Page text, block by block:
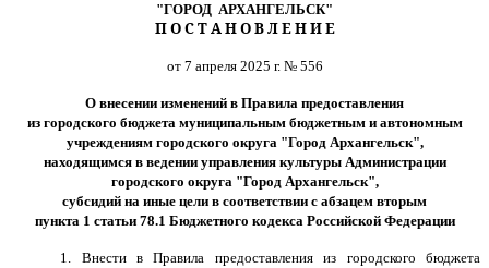
"ГОРОД АРХАНГЕЛЬСК"
П О С Т А Н О В Л Е Н И Е
от 7 апреля 2025 г. № 556
О внесении изменений в Правила предоставления
из городского бюджета муниципальным бюджетным и автономным
учреждениям городского округа "Город Архангельск",
находящимся в ведении управления культуры Администрации
городского округа "Город Архангельск",
субсидий на иные цели в соответствии с абзацем вторым
пункта 1 статьи 78.1 Бюджетного кодекса Российской Федерации
1. Внести в Правила предоставления из городского бюджета